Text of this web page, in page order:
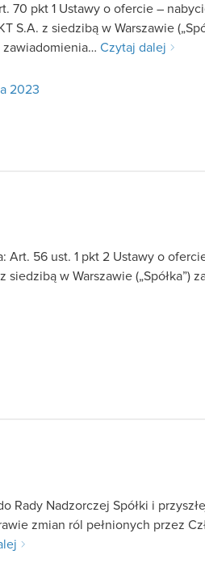
70 pkt 1 Ustawy o ofercie –
S.A. z siedzibą w Warszawie
Czytaj dalej
2023
Art. 56 ust. 1 pkt 2 Ustawy o
w Warszawie („Spółka”)
Rady Nadzorczej Spółki i
zmian ról pełnionych przez